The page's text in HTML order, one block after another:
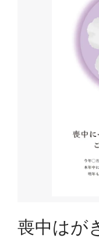
喪中はが